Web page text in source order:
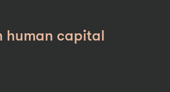
human capital